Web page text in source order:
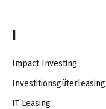
I
Impact Investing
Investitionsgüterleasing
IT Leasing